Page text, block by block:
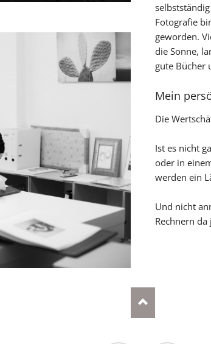
Fotografie
geworden.
die Sonne,
gute Bücher
Mein
Die
Ist es nicht
oder in
werden ein
Und nicht
Rechnern